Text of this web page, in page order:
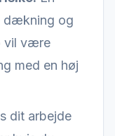
dækning og
vil være
med en høj
dit arbejde